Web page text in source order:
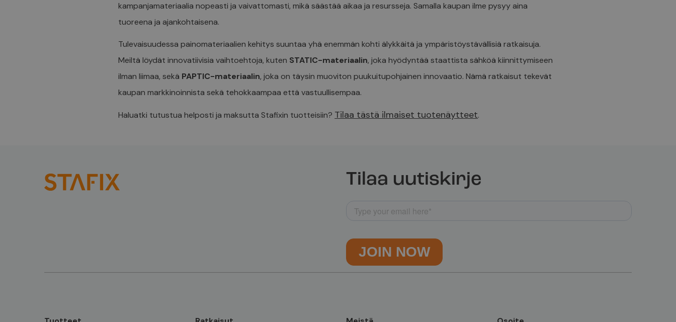
kampanjamateriaalia nopeasti ja vaivattomasti, mikä säästää aikaa ja resursseja. Samalla kaupan ilme pysyy aina
tuoreena ja ajankohtaisena.
Tulevaisuudessa painomateriaalien kehitys suuntaa yhä enemmän kohti älykkäitä ja ympäristöystävällisiä ratkaisuja.
Meiltä löydät innovatiivisia vaihtoehtoja, kuten STATIC-materiaalin, joka hyödyntää staattista sähköä kiinnittymiseen
ilman liimaa, sekä PAPTIC-materiaalin, joka on täysin muoviton puukuitupohjainen innovaatio. Nämä ratkaisut tekevät
kaupan markkinoinnista sekä tehokkaampaa että vastuullisempaa.
Haluatki tutustua helposti ja maksutta Stafixin tuotteisiin? Tilaa tästä ilmaiset tuotenäytteet.
Tilaa uutiskirje